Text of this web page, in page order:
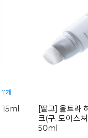
개
[딸고] 울트라
크(구. 모이스
50ml